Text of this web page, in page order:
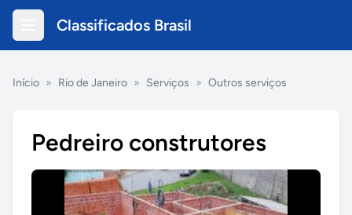
Classificados Brasil
Início » Rio de Janeiro » Serviços » Outros serviços
Pedreiro construtores